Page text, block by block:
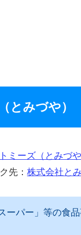
とみづや）
トミーズ（とみづや
先： 株式会社と
ーパー」等の食品